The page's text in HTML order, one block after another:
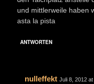
und mittlerweile haben
asta la pista
ANTWORTEN
nulleffekt Juli 8, 2012 at